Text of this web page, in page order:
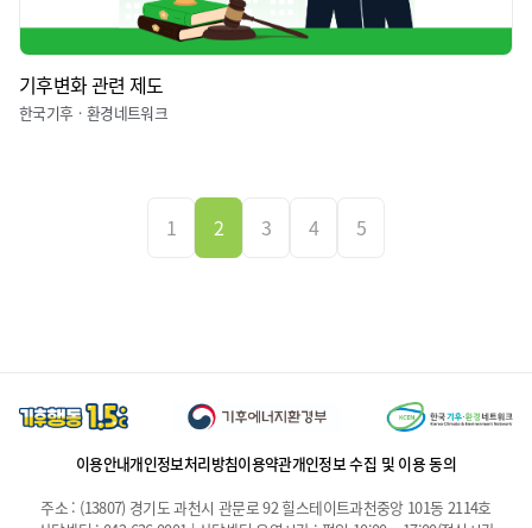
기후변화 관련 제도
한국기후ㆍ환경네트워크
1 2 3 4 5
이용안내개인정보처리방침이용약관개인정보 수집 및 이용 동의
주소 : (13807) 경기도 과천시 관문로 92 힐스테이트과천중앙 101동 2114호